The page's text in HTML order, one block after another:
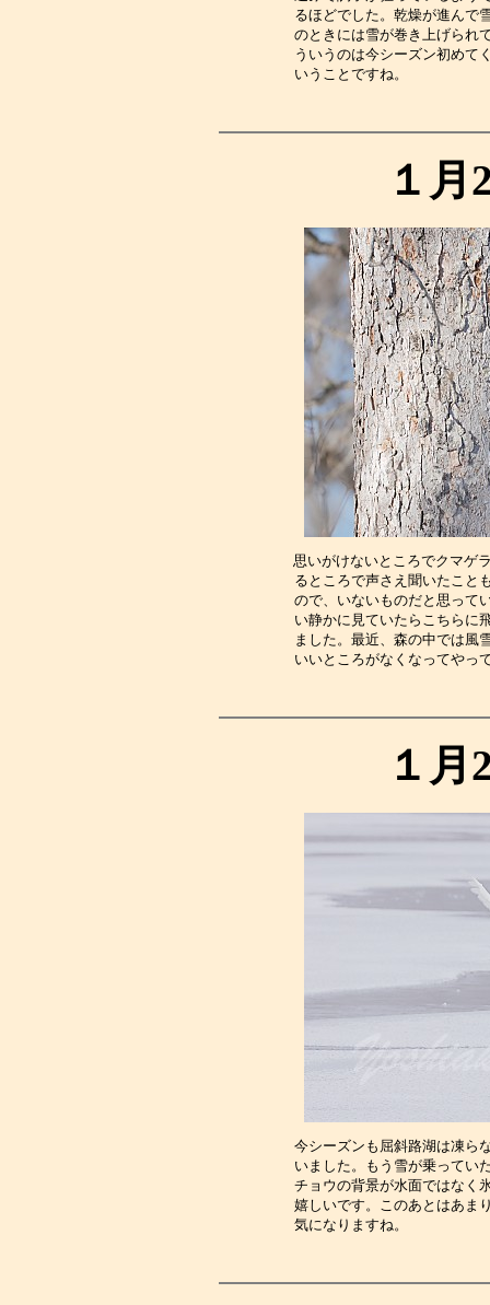
るほどでした。乾燥が進んで
のときには雪が巻き上げられ
ういうのは今シーズン初めて
いうこ
１月
思いがけないところでクマゲ
るところで声さえ聞いたこと
ので、いないものだと思って
い静かに見ていたらこちらに
ました。最近、森の中では風
いいところがなくなって
１月
今シーズンも屈斜路湖は凍ら
いました。もう雪が乗ってい
チョウの背景が水面ではなく
嬉しいです。このあとはあま
気にな